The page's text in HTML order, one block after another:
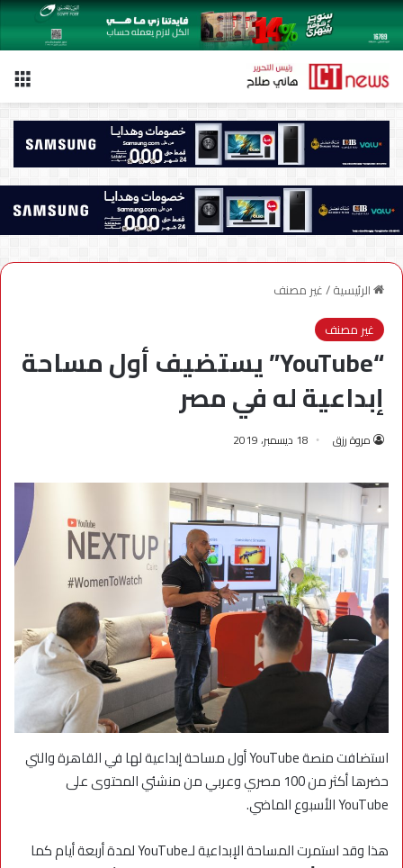
الرئيسية/غير مصنف
غير مصنف
“YouTube” يستضيف أول مساحة
إبداعية له في مصر
مروة رزق 18 ديسمبر، 2019
استضافت منصة YouTube أول مساحة إبداعية لها في القاهرة والتي
حضرها أكثر من 100 مصري وعربي من منشئي المحتوى على
YouTube الأسبوع الماضي.
هذا وقد استمرت المساحة الإبداعية لـYouTube لمدة أربعة أيام كما